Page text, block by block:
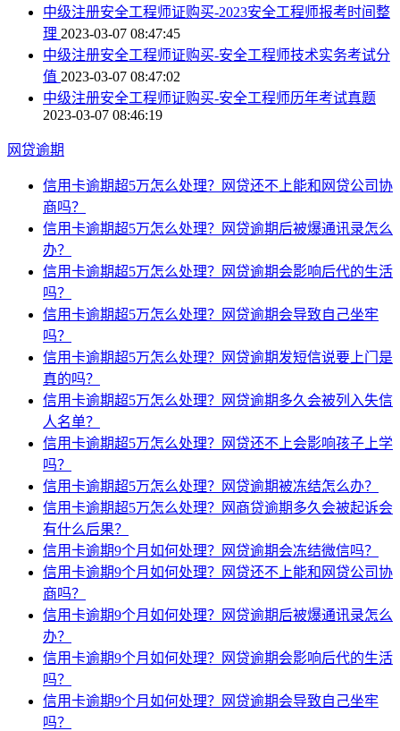
中级注册安全工程师证购买-2023安全工程师报考时间整
理 2023-03-07 08:47:45
中级注册安全工程师证购买-安全工程师技术实务考试分
值 2023-03-07 08:47:02
中级注册安全工程师证购买-安全工程师历年考试真题
2023-03-07 08:46:19
网贷逾期
信用卡逾期超5万怎么处理？网贷还不上能和网贷公司协
商吗？
信用卡逾期超5万怎么处理？网贷逾期后被爆通讯录怎么
办？
信用卡逾期超5万怎么处理？网贷逾期会影响后代的生活
吗？
信用卡逾期超5万怎么处理？网贷逾期会导致自己坐牢
吗？
信用卡逾期超5万怎么处理？网贷逾期发短信说要上门是
真的吗？
信用卡逾期超5万怎么处理？网贷逾期多久会被列入失信
人名单？
信用卡逾期超5万怎么处理？网贷还不上会影响孩子上学
吗？
信用卡逾期超5万怎么处理？网贷逾期被冻结怎么办？
信用卡逾期超5万怎么处理？网商贷逾期多久会被起诉会
有什么后果？
信用卡逾期9个月如何处理？网贷逾期会冻结微信吗？
信用卡逾期9个月如何处理？网贷还不上能和网贷公司协
商吗？
信用卡逾期9个月如何处理？网贷逾期后被爆通讯录怎么
办？
信用卡逾期9个月如何处理？网贷逾期会影响后代的生活
吗？
信用卡逾期9个月如何处理？网贷逾期会导致自己坐牢
吗？